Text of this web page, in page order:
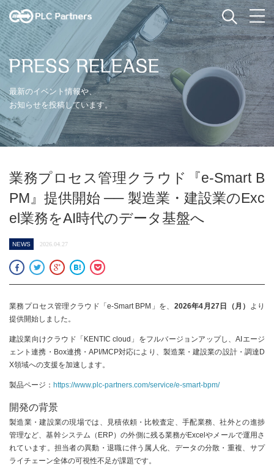
最新のイベント情報や、
お知らせを投稿しています。
業務プロセス管理クラウド『e-Smart B
PM』提供開始 ── 製造業・建設業のExc
el業務をAI時代のデータ基盤へ
NEWS 2026.04.27
業務プロセス管理クラウド「e-Smart BPM」を、 2026年4月27日（月） より
提供開始しました。
建設業向けクラウド「KENTIC cloud」をフルバージョンアップし、AIエージ
ェント連携・Box連携・API/MCP対応により、製造業・建設業の設計・調達D
X領域への支援を加速します。
製品ページ： https://www.plc-partners.com/service/e-smart-bpm/
開発の背景
製造業・建設業の現場では、見積依頼・比較査定、手配業務、社外との進捗
管理など、基幹システム（ERP）の外側に残る業務がExcelやメールで運用さ
れています。担当者の異動・退職に伴う属人化、データの分散・重複、サプ
ライチェーン全体の可視性不足が課題です。